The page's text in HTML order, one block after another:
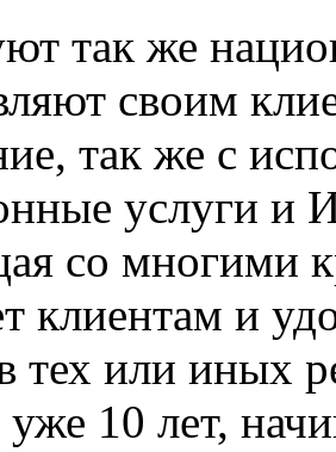
так же
своим
так же с
услуги и
со многими
клиентам и
тех или иных
10 лет,